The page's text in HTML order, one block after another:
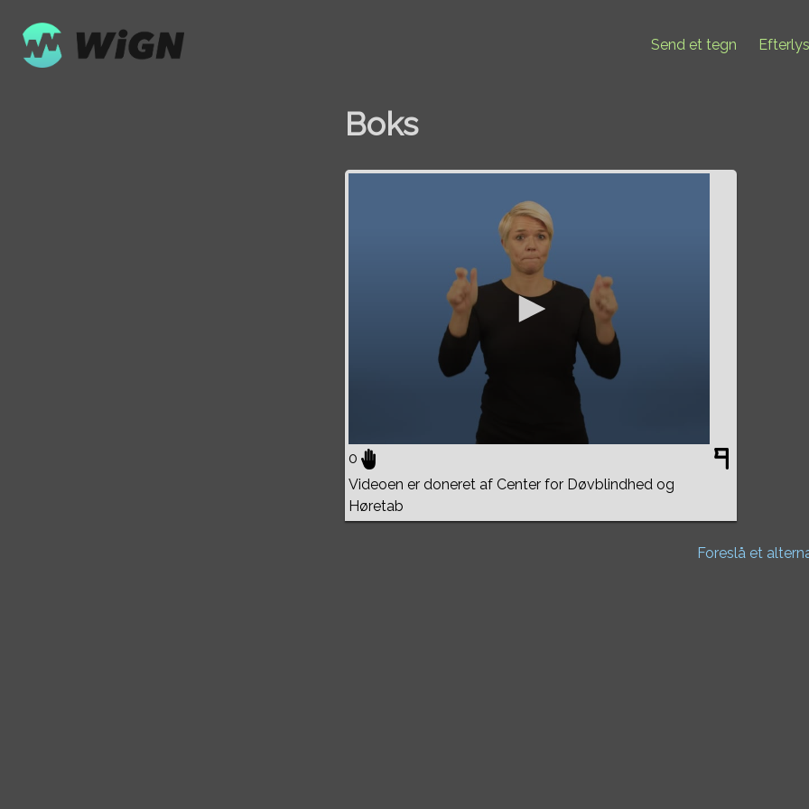
Send et tegn
Boks
0
Videoen er doneret af Center for Døvblindhed og
Høretab
Foreslå et